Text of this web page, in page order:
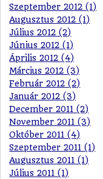
Szeptember 2012 (1)
Augusztus 2012 (1)
Július 2012 (2)
Június 2012 (1)
Április 2012 (4)
Március 2012 (3)
Február 2012 (2)
Január 2012 (3)
December 2011 (2)
November 2011 (3)
Október 2011 (4)
Szeptember 2011 (1)
Augusztus 2011 (1)
Július 2011 (1)